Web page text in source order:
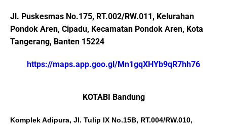
Jl. Puskesmas No.175, RT.002/RW.011, Kelurahan
Pondok Aren, Cipadu, Kecamatan Pondok Aren, Kota
Tangerang, Banten 15224
https://maps.app.goo.gl/Mn1gqXHYb9qR7hh76
KOTABI Bandung
Komplek Adipura, Jl. Tulip IX No.15B, RT.004/RW.010,